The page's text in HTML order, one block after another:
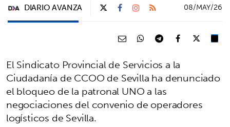
DIARIO AVANZA 08/MAY/26
El Sindicato Provincial de Servicios a la
Ciudadanía de CCOO de Sevilla ha denunciado
el bloqueo de la patronal UNO a las
negociaciones del convenio de operadores
logísticos de Sevilla.